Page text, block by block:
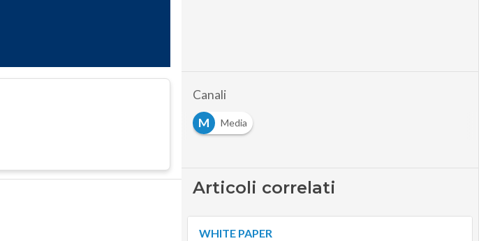
Canali
M
Media
Articoli correlati
WHITE PAPER